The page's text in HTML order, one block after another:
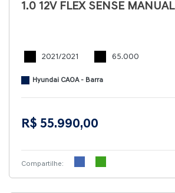
1.0 12V FLEX SENSE MANUAL
2021/2021 65.000
Hyundai CAOA - Barra
R$ 55.990,00
Compartilhe: